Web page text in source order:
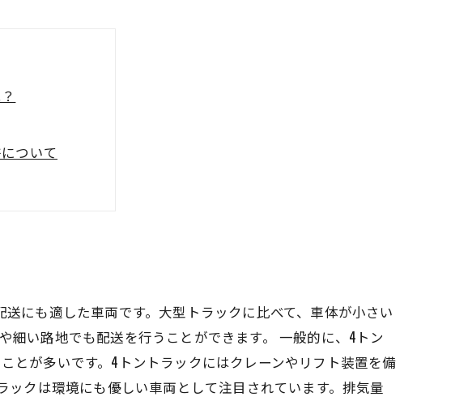
ついて
界
にも適した車両です。大型トラックに比べて、車体が小さい
い路地でも配送を行うことができます。 一般的に、4トン
とが多いです。4トントラックにはクレーンやリフト装置を備
クは環境にも優しい車両として注目されています。排気量